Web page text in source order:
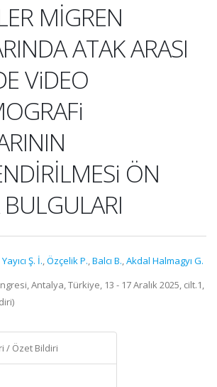
MİGREN
ATAK ARASI
ViDEO
ÖN
Ş. İ.,Özçelik P.,Balcı B.,Akdal Halmagyı G.
Antalya, Türkiye, 13 - 17 Aralık 2025, cilt.1,
/ Özet Bildiri